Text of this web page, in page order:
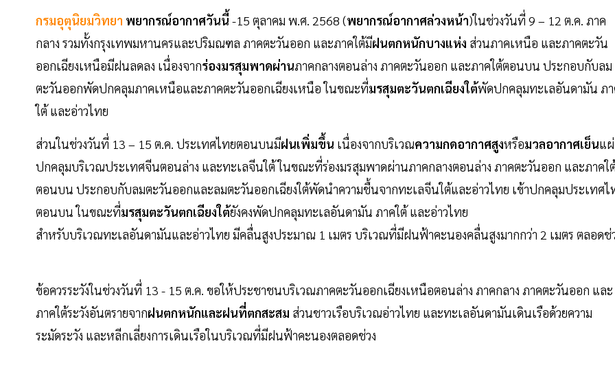
กรมอุตุนิยมวิทยา พยากรณ์อากาศวันนี้ -15 ตุลาคม พ.ศ. 2568 (พยากรณ์อากาศล่วงหน้า)ในช่วงวันที่ 9 – 12 ต.ค. ภาค
กลาง รวมทั้งกรุงเทพมหานครและปริมณฑล ภาคตะวันออก และภาคใต้มีฝนตกหนักบางแห่ง ส่วนภาคเหนือ และภาคตะวัน
ออกเฉียงเหนือมีฝนลดลง เนื่องจากร่องมรสุมพาดผ่านภาคกลางตอนล่าง ภาคตะวันออก และภาคใต้ตอนบน ประกอบกับลม
ตะวันออกพัดปกคลุมภาคเหนือและภาคตะวันออกเฉียงเหนือ ในขณะที่มรสุมตะวันตกเฉียงใต้พัดปกคลุมทะเลอันดามัน ภ
ใต้ และอ่าวไทย
ส่วนในช่วงวันที่ 13 – 15 ต.ค. ประเทศไทยตอนบนมีฝนเพิ่มขึ้น เนื่องจากบริเวณความกดอากาศสูงหรือมวลอากาศเย็นแผ่
ปกคลุมบริเวณประเทศจีนตอนล่าง และทะเลจีนใต้ ในขณะที่ร่องมรสุมพาดผ่านภาคกลางตอนล่าง ภาคตะวันออก และภาคใ
ตอนบน ประกอบกับลมตะวันออกและลมตะวันออกเฉียงใต้พัดนำความชื้นจากทะเลจีนใต้และอ่าวไทย เข้าปกคลุมประเทศไ
ตอนบน ในขณะที่มรสุมตะวันตกเฉียงใต้ยังคงพัดปกคลุมทะเลอันดามัน ภาคใต้ และอ่าวไทย
สำหรับบริเวณทะเลอันดามันและอ่าวไทย มีคลื่นสูงประมาณ 1 เมตร บริเวณที่มีฝนฟ้าคะนองคลื่นสูงมากกว่า 2 เมตร ตลอดช่
ข้อควรระวังในช่วงวันที่ 13 - 15 ต.ค. ขอให้ประชาชนบริเวณภาคตะวันออกเฉียงเหนือตอนล่าง ภาคกลาง ภาคตะวันออก และ
ภาคใต้ระวังอันตรายจากฝนตกหนักและฝนที่ตกสะสม ส่วนชาวเรือบริเวณอ่าวไทย และทะเลอันดามันเดินเรือด้วยความ
ระมัดระวัง และหลีกเลี่ยงการเดินเรือในบริเวณที่มีฝนฟ้าคะนองตลอดช่วง